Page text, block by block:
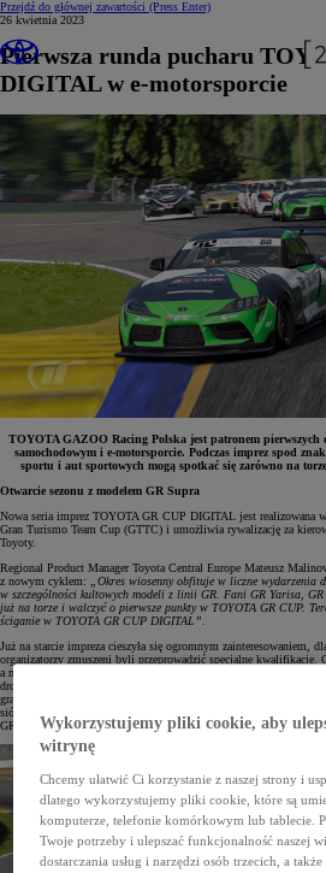
Przejdź do głównej zawartości (Press Enter)
26 kwietnia 2023
Pierwsza runda pucharu
DIGITAL w e-motorsporcie
TOYOTA GAZOO Racing Polska jest patronem
samochodowym i e-motorsporcie. Podczas imprez spod
sportu i aut sportowych mogą spotkać się zarówno na
Otwarcie sezonu z modelem GR Supra
Nowa seria imprez TOYOTA GR CUP DIGITAL jest realizowana
Gran Turismo Team Cup (GTTC) i umożliwia rywalizację za
Toyoty.
Regional Product Manager Toyota Central Europe Mateusz
z nowym cyklem:
„Okres wiosenny obfituje w liczne wydarzenia
w szczególności kultowych modeli z linii GR. Fani GR Yarisa, GR
już na torze i walczyć o pierwsze punkty w TOYOTA GR CUP.
ściganie w TOYOTA GR CUP DIGITAL”.
Już na starcie impreza cieszyła się ogromnym zainteresowaniem,
organizatorzy zmuszeni byli przeprowadzić specjalne kwalifikacje.
a modelem, który wybrano do tego celu, była stworzona do
drogowej specyfikacji. Auto było dość wymagające dla nowych
gracze poradzili sobie z tym zadaniem doskonale. Po wielu
siódemkę zespołów, które 20 i 21 kwietnia rozpoczęły walkę o
GR CUP DIGITAL.
Wykorzystujemy pliki cookie, aby
witrynę
Chcemy ułatwić Ci korzystanie z naszej strony i
dlatego wykorzystujemy pliki cookie, które są
komputerze, telefonie komórkowym lub tablecie.
Twoje potrzeby i ulepszać funkcjonalność naszej
dostarczania usług i narzędzi osób trzecich, a